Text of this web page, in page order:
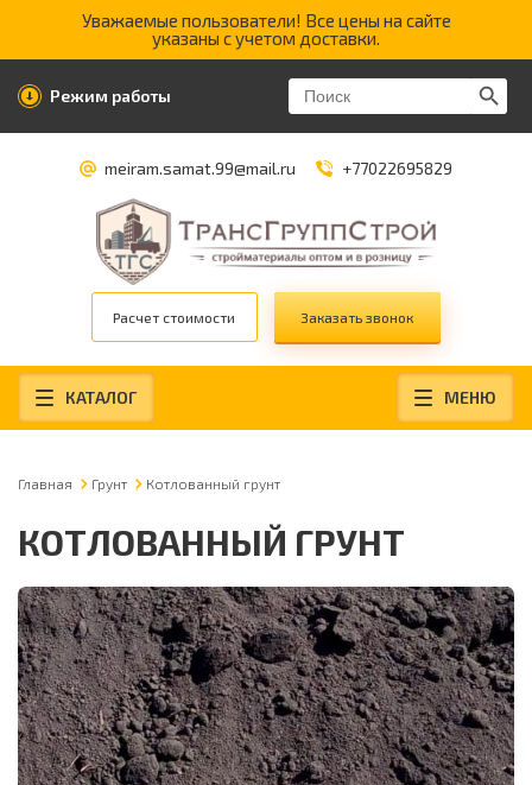
Уважаемые пользователи! Все цены на сайте
указаны с учетом доставки.
Режим работы
Search
for:
Search
meiram.samat.99@mail.ru +77022695829
Расчет стоимости Заказать звонок
КАТАЛОГ МЕНЮ
Главная Грунт Котлованный грунт
КОТЛОВАННЫЙ ГРУНТ